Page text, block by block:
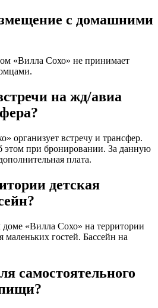
с домашними
«Вилла Сохо» не принимает
на жд/авиа
организует встречу и трансфер.
этом при бронировании. За данную
плата.
детская
«Вилла Сохо» на территории
маленьких гостей. Бассейн на
самостоятельного